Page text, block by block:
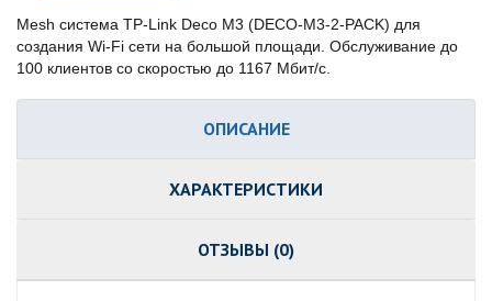
Mesh система TP-Link Deco M3 (DECO-M3-2-PACK) для
создания Wi-Fi сети на большой площади. Обслуживание до
100 клиентов со скоростью до 1167 Мбит/с.
ОПИСАНИЕ
ХАРАКТЕРИСТИКИ
ОТЗЫВЫ (0)